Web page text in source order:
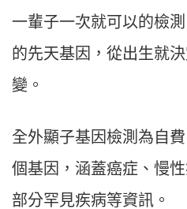
一輩子一次就可以的檢
的先天基因，從出生就
變。
全外顯子基因檢測為自
個基因，涵蓋癌症、慢
部分罕見疾病等資訊。